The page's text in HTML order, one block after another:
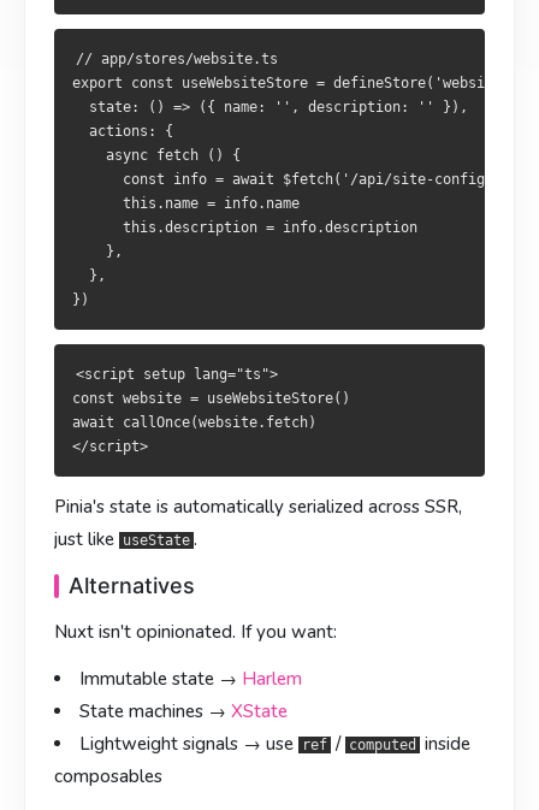
const website = useWebsiteStore()
Pinia 的 state 也会自动跨 SSR 序列化，跟
其它选择
Nuxt 不押注某一种方案，需要时可选：
不可变状态 →
状态机 →
轻量 signals → 直接在 composable 里写 ref / computed
可以自由组合，唯一铁律：服务端不要在模块顶层持有可变状态
怎么选？
需求 用哪个
全站共享几个变量
大量派生逻辑、多 action
每次请求的服务端数据 useState
正式的状态机 XState +
await callOnce(website.fetch)
Pinia 的 state 也會自動跨 SSR 序列化，與
其他選擇
Nuxt 未押注單一方案，依需擇一：
不可變狀態 →
狀態機 →XState
可自由組合，唯一鐵律：伺服器端不要於模組頂層持有可變狀
如何抉擇？
需求
全站共享數個變數
大量派生邏輯、多 action Pinia store
每次請求的伺服器資料 useState
正式狀態機 XState + @nuxtjs/xstate
待業務確實需要，再升級至更重方案。
// app/stores/website.ts
export const useWebsiteStore = defineStore('website', {
  state: () => ({ name: '', description: '' }),
  actions: {
    async fetch () {
      const info = await $fetch('/api/site-config')
      this.name = info.name
      this.description = info.description
    },
  },
<script setup lang="ts">
const website = useWebsiteStore()
await callOnce(website.fetch)
Pinia's state is automatically serialized across SSR,
just like useState .
Alternatives
Nuxt isn't opinionated. If you want:
Immutable state → Harlem
State machines → XState
Lightweight signals → use
ref / computed
inside
composables